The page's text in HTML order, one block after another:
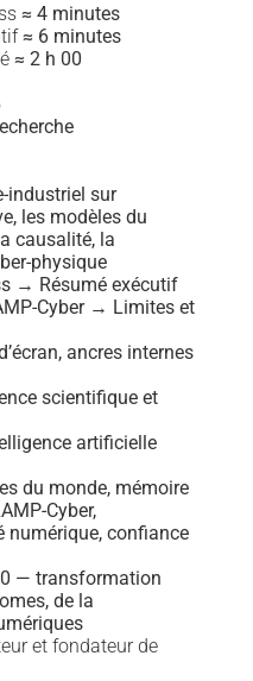
≈ 4 minutes
≈ 6 minutes
≈ 2 h 00
industriel sur
les modèles du
causalité, la
physique
→ Résumé exécutif
Cyber → Limites et
ancres internes
scientifique et
artificielle
du monde, mémoire
Cyber,
numérique, confiance
— transformation
de la
et fondateur de